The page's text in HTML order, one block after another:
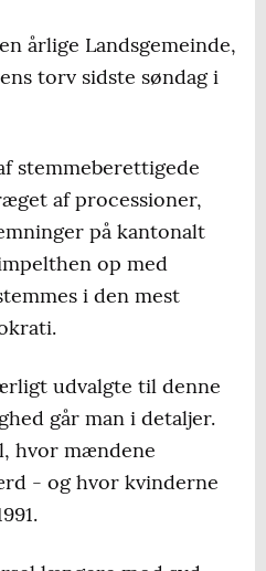
årlige Landsgemeinde,
torv sidste søndag i
stemmeberettigede
af processioner,
på kantonalt
op med
i den mest
udvalgte til denne
går man i detaljer.
hvor mændene
- og hvor kvinderne